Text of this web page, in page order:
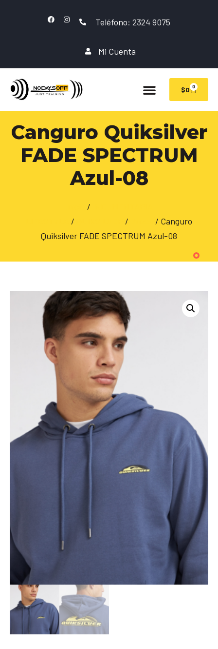
Teléfono: 2324 9075
Mi Cuenta
$0 0
Canguro Quiksilver
FADE SPECTRUM
Azul-08
/
/ /
/ Canguro
Quiksilver FADE SPECTRUM Azul-08